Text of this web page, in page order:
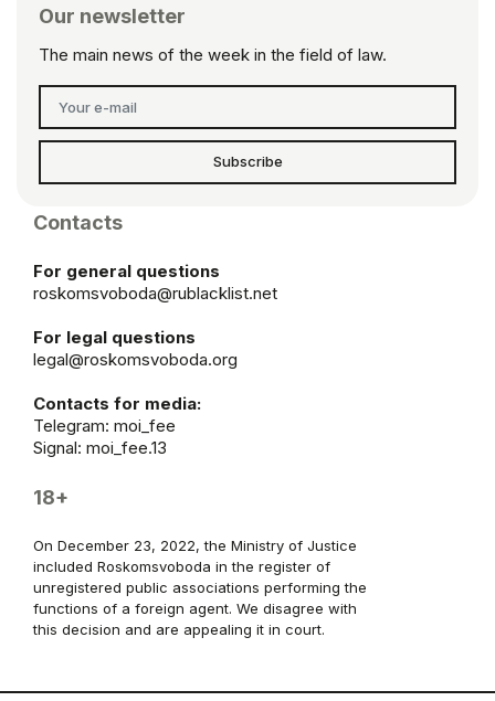
Our newsletter
The main news of the week in the field of law.
Subscribe
Contacts
For general questions
roskomsvoboda@rublacklist.net
For legal questions
legal@roskomsvoboda.org
Contacts for media:
Telegram: moi_fee
Signal: moi_fee.13
18+
On December 23, 2022, the Ministry of Justice
included Roskomsvoboda in the register of
unregistered public associations performing the
functions of a foreign agent. We disagree with
this decision and are appealing it in court.